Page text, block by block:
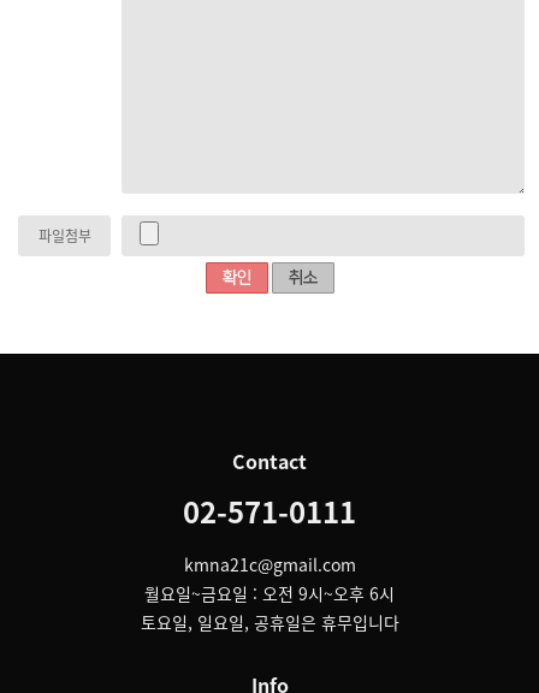
파일첨부
Contact
02-571-0111
kmna21c@gmail.com
월요일~금요일 : 오전 9시~오후 6시
토요일, 일요일, 공휴일은 휴무입니다
Info